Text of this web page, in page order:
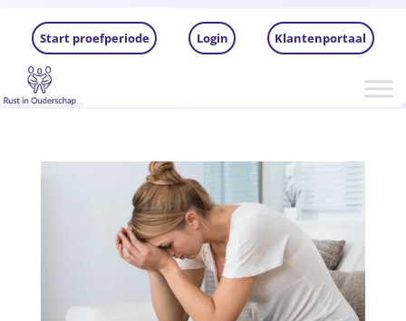
Klantenportaal
Login
Start proefperiode